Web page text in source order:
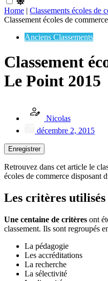
Home | Classements écoles de
Classement écoles de
Anciens Classements
Classement
Le Point 2015
Nicolas
décembre 2, 2015
Enregistrer
Retrouvez dans cet article le
écoles de commerce disposant
Les critères utilisés
Une centaine de critères ont
classement. Ils sont regroupés
La pédagogie
Les accréditations
La recherche
La sélectivité